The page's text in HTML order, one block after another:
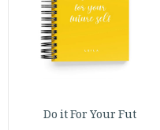
Do it For Your Fut